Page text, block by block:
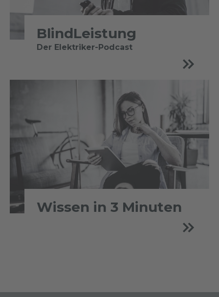
BlindLeistung
Der Elektriker-Podcast
Wissen in 3 Minuten